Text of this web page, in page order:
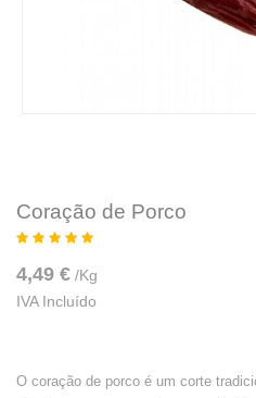
Coração de Porco
4,49 € /Kg
IVA Incluído
O coração de porco é um corte